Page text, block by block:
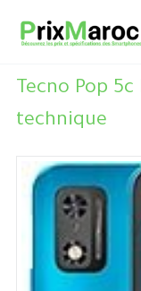
Tecno Pop
technique